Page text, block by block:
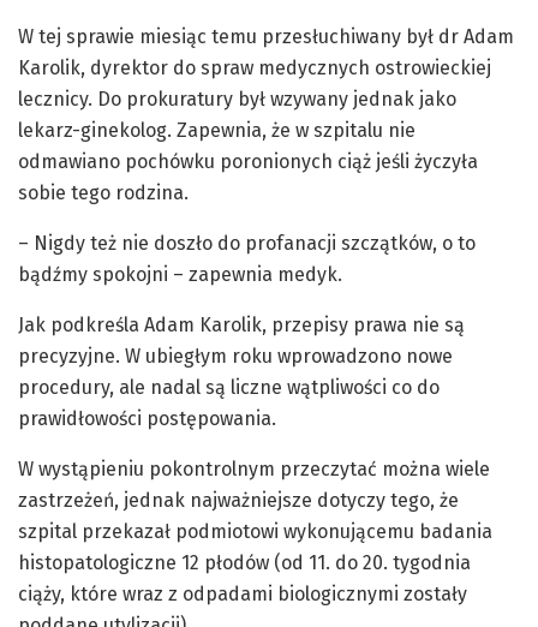
W tej sprawie miesiąc temu przesłuchiwany był dr Adam
Karolik, dyrektor do spraw medycznych ostrowieckiej
lecznicy. Do prokuratury był wzywany jednak jako
lekarz-ginekolog. Zapewnia, że w szpitalu nie
odmawiano pochówku poronionych ciąż jeśli życzyła
sobie tego rodzina.
– Nigdy też nie doszło do profanacji szczątków, o to
bądźmy spokojni – zapewnia medyk.
Jak podkreśla Adam Karolik, przepisy prawa nie są
precyzyjne. W ubiegłym roku wprowadzono nowe
procedury, ale nadal są liczne wątpliwości co do
prawidłowości postępowania.
W wystąpieniu pokontrolnym przeczytać można wiele
zastrzeżeń, jednak najważniejsze dotyczy tego, że
szpital przekazał podmiotowi wykonującemu badania
histopatologiczne 12 płodów (od 11. do 20. tygodnia
ciąży, które wraz z odpadami biologicznymi zostały